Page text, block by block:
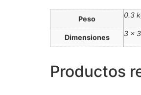
Peso 0.3
Dimensiones 3 ×
Productos